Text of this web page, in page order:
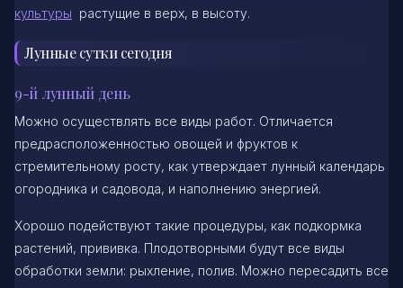
культуры растущие в верх, в высоту.
Лунные сутки сегодня
9-й лунный день
Можно осуществлять все виды работ. Отличается
предрасположенностью овощей и фруктов к
стремительному росту, как утверждает лунный календарь
огородника и садовода, и наполнению энергией.
Хорошо подействуют такие процедуры, как подкормка
растений, прививка. Плодотворными будут все виды
обработки земли: рыхление, полив. Можно пересадить все